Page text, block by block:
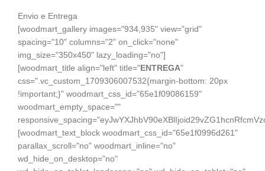
Envio e Entrega
[woodmart_gallery images="934,935" view="grid"
spacing="10" columns="2" on_click="none"
img_size="350x450" lazy_loading="no"]
[woodmart_title align="left" title="ENTREGA"
css=".vc_custom_1709306007532{margin-bottom: 20px
!important;}" woodmart_css_id="65e1f09086159"
woodmart_empty_space=""
[woodmart_text_block woodmart_css_id="65e1f0996d261"
parallax_scroll="no" woodmart_inline="no"
wd_hide_on_desktop="no"